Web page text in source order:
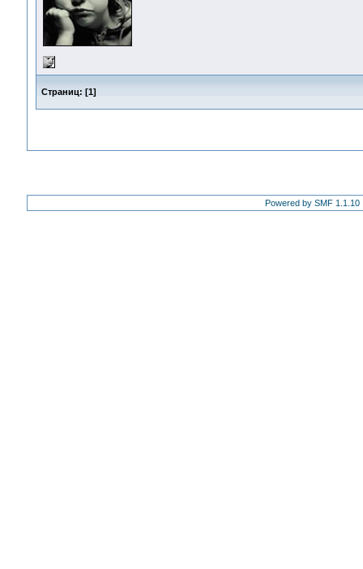
Страниц: [1]
Powered by SMF 1.1.10